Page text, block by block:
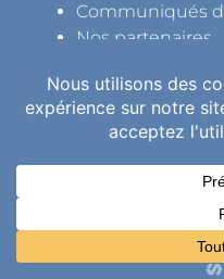
Communiqués
Nos partenaires
Cookie Policy
Accessibilité
Contact
Dons